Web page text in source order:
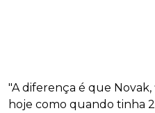
"A diferença é que
hoje como quando tinha